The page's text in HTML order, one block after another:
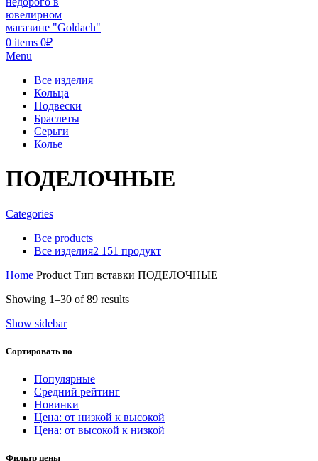
0 items 0₽
Menu
Все изделия
Кольца
Подвески
Браслеты
Серьги
Колье
ПОДЕЛОЧНЫЕ
Categories
Все products
Все изделия2 151 продукт
Home Product Тип вставки ПОДЕЛОЧНЫЕ
Showing 1–30 of 89 results
Show sidebar
Сортировать по
Популярные
Средний рейтинг
Новинки
Цена: от низкой к высокой
Цена: от высокой к низкой
Фильтр цены